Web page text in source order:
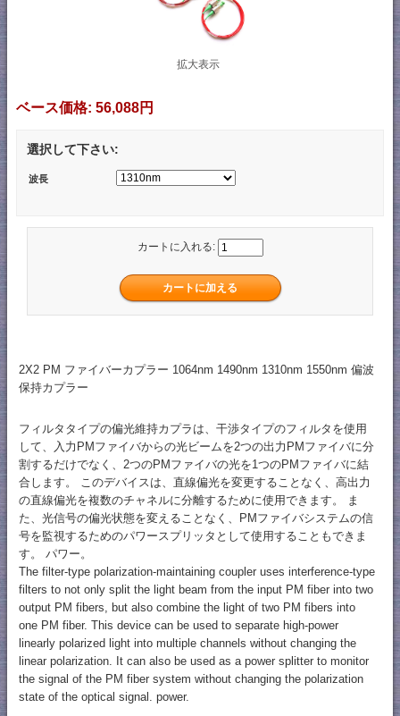
拡大表示
ベース価格: 56,088円
選択して下さい:
波長
カートに入れる:
2X2 PM ファイバーカプラー 1064nm 1490nm 1310nm 1550nm 偏波
保持カプラー
フィルタタイプの偏光維持カプラは、干渉タイプのフィルタを使用
して、入力PMファイバからの光ビームを2つの出力PMファイバに分
割するだけでなく、2つのPMファイバの光を1つのPMファイバに結
合します。 このデバイスは、直線偏光を変更することなく、高出力
の直線偏光を複数のチャネルに分離するために使用できます。 ま
た、光信号の偏光状態を変えることなく、PMファイバシステムの信
号を監視するためのパワースプリッタとして使用することもできま
す。 パワー。
The filter-type polarization-maintaining coupler uses interference-type
filters to not only split the light beam from the input PM fiber into two
output PM fibers, but also combine the light of two PM fibers into
one PM fiber. This device can be used to separate high-power
linearly polarized light into multiple channels without changing the
linear polarization. It can also be used as a power splitter to monitor
the signal of the PM fiber system without changing the polarization
state of the optical signal. power.